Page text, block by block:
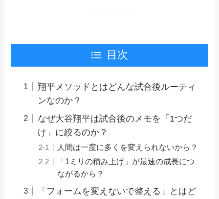
目次
翔平メソッドとはどんな試合後ルーティ
ンなのか？
なぜ大谷翔平は試合後のメモを「1つだ
け」に絞るのか？
人間は一度に多くを変えられないから？
「1ミリの積み上げ」が最速の成長につ
ながるから？
「フォームを変えないで整える」とはど